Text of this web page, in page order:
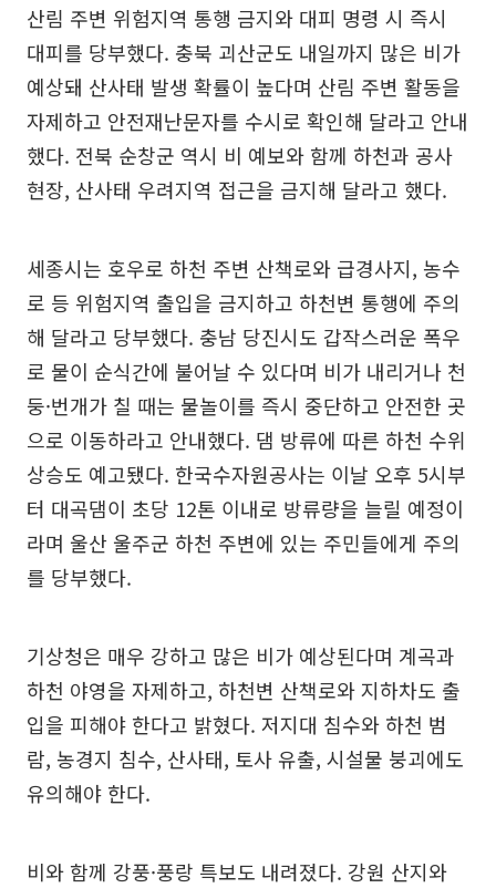
산림 주변 위험지역 통행 금지와 대피 명령 시 즉시
대피를 당부했다. 충북 괴산군도 내일까지 많은 비가
예상돼 산사태 발생 확률이 높다며 산림 주변 활동을
자제하고 안전재난문자를 수시로 확인해 달라고 안내
했다. 전북 순창군 역시 비 예보와 함께 하천과 공사
현장, 산사태 우려지역 접근을 금지해 달라고 했다.
세종시는 호우로 하천 주변 산책로와 급경사지, 농수
로 등 위험지역 출입을 금지하고 하천변 통행에 주의
해 달라고 당부했다. 충남 당진시도 갑작스러운 폭우
로 물이 순식간에 불어날 수 있다며 비가 내리거나 천
둥·번개가 칠 때는 물놀이를 즉시 중단하고 안전한 곳
으로 이동하라고 안내했다. 댐 방류에 따른 하천 수위
상승도 예고됐다. 한국수자원공사는 이날 오후 5시부
터 대곡댐이 초당 12톤 이내로 방류량을 늘릴 예정이
라며 울산 울주군 하천 주변에 있는 주민들에게 주의
를 당부했다.
기상청은 매우 강하고 많은 비가 예상된다며 계곡과
하천 야영을 자제하고, 하천변 산책로와 지하차도 출
입을 피해야 한다고 밝혔다. 저지대 침수와 하천 범
람, 농경지 침수, 산사태, 토사 유출, 시설물 붕괴에도
유의해야 한다.
비와 함께 강풍·풍랑 특보도 내려졌다. 강원 산지와